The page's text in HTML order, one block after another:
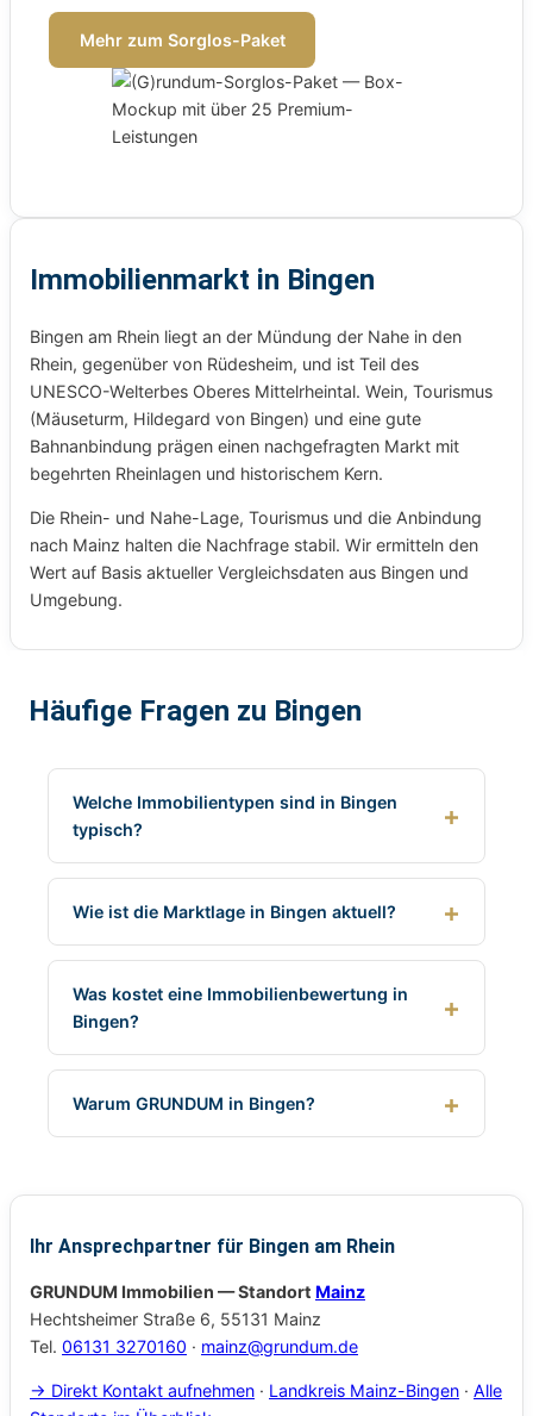
Mehr zum Sorglos-Paket
Immobilienmarkt in Bingen
Bingen am Rhein liegt an der Mündung der Nahe in den
Rhein, gegenüber von Rüdesheim, und ist Teil des
UNESCO-Welterbes Oberes Mittelrheintal. Wein, Tourismus
(Mäuseturm, Hildegard von Bingen) und eine gute
Bahnanbindung prägen einen nachgefragten Markt mit
begehrten Rheinlagen und historischem Kern.
Die Rhein- und Nahe-Lage, Tourismus und die Anbindung
nach Mainz halten die Nachfrage stabil. Wir ermitteln den
Wert auf Basis aktueller Vergleichsdaten aus Bingen und
Umgebung.
Häufige Fragen zu Bingen
Welche Immobilientypen sind in Bingen
typisch?
Wie ist die Marktlage in Bingen aktuell?
Was kostet eine Immobilienbewertung in
Bingen?
Warum GRUNDUM in Bingen?
Ihr Ansprechpartner für Bingen am Rhein
GRUNDUM Immobilien — Standort Mainz
Hechtsheimer Straße 6, 55131 Mainz
Tel. 06131 3270160 · mainz@grundum.de
→ Direkt Kontakt aufnehmen · Landkreis Mainz-Bingen · Alle